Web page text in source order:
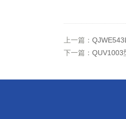
上一篇：
下一篇： QUV1003